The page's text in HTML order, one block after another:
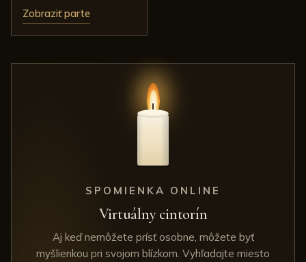
Zobraziť parte
SPOMIENKA ONLINE
Virtuálny cintorín
Aj keď nemôžete prísť osobne, môžete byť
myšlienkou pri svojom blízkom. Vyhľadajte miesto